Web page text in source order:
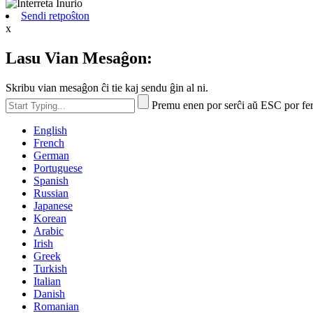
Sendi retpoŝton
x
Lasu Vian Mesaĝon:
Skribu vian mesaĝon ĉi tie kaj sendu ĝin al ni.
Premu enen por serĉi aŭ ESC por
English
French
German
Portuguese
Spanish
Russian
Japanese
Korean
Arabic
Irish
Greek
Turkish
Italian
Danish
Romanian